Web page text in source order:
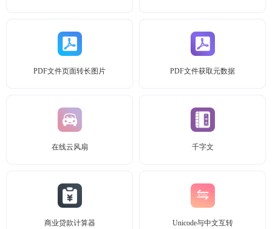
PDF文件页面转长图片 PDF文件获取元数据
在线云风扇 千字文
商业贷款计算器 Unicode与中文互转